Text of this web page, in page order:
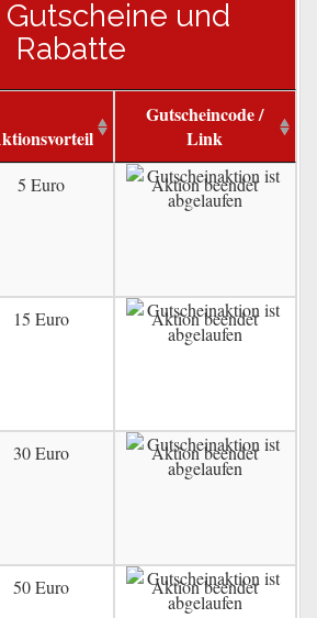
und
Rabatte
Gutscheincode /
Link
5 Euro Aktion beendet
15 Euro Aktion beendet
30 Euro Aktion beendet
50 Euro Aktion beendet